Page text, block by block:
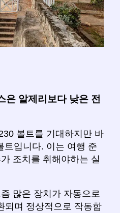
은 알제리보다 낮은 전
볼트를 기대하지만 바
트입니다. 이는 여행 준
조치를 취해야하는 실
많은 장치가 자동으로
되며 정상적으로 작동합